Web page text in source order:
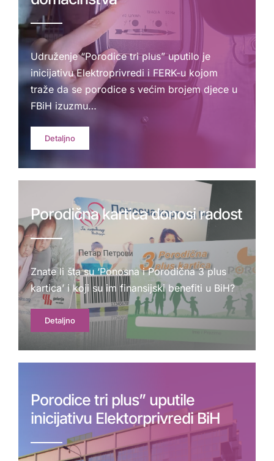
Udruženje “Porodice tri plus” uputilo je
inicijativu Elektroprivredi i FERK-u kojom
traže da se porodice s većim brojem djece u
FBiH izuzmu…
Detaljno
Porodična kartica donosi radost
Znate li šta su ‘Ponosna i Porodična 3 plus
kartica’ i koji su im finansijski benefiti u BiH?
Detaljno
Porodice tri plus” uputile
inicijativu Elektorprivredi BiH